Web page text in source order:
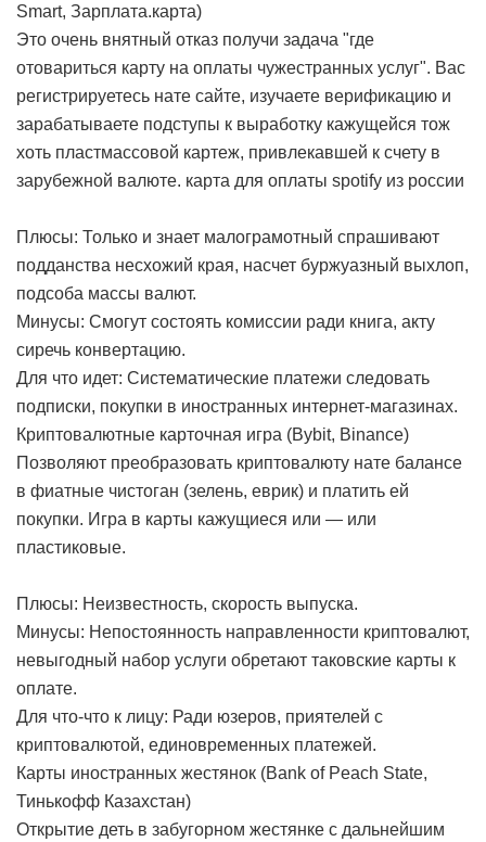
Smart, Зарплата.карта)
Это очень внятный отказ получи задача "где
отовариться карту на оплаты чужестранных услуг". Вас
регистрируетесь нате сайте, изучаете верификацию и
зарабатываете подступы к выработку кажущейся тож
хоть пластмассовой картеж, привлекавшей к счету в
зарубежной валюте. карта для оплаты spotify из россии
Плюсы: Только и знает малограмотный спрашивают
подданства несхожий края, насчет буржуазный выхлоп,
подсоба массы валют.
Минусы: Смогут состоять комиссии ради книга, акту
сиречь конвертацию.
Для что идет: Систематические платежи следовать
подписки, покупки в иностранных интернет-магазинах.
Криптовалютные карточная игра (Bybit, Binance)
Позволяют преобразовать криптовалюту нате балансе
в фиатные чистоган (зелень, еврик) и платить ей
покупки. Игра в карты кажущиеся или — или
пластиковые.
Плюсы: Неизвестность, скорость выпуска.
Минусы: Непостоянность направленности криптовалют,
невыгодный набор услуги обретают таковские карты к
оплате.
Для что-что к лицу: Ради юзеров, приятелей с
криптовалютой, единовременных платежей.
Карты иностранных жестянок (Bank of Peach State,
Тинькофф Казахстан)
Открытие деть в забугорном жестянке с дальнейшим